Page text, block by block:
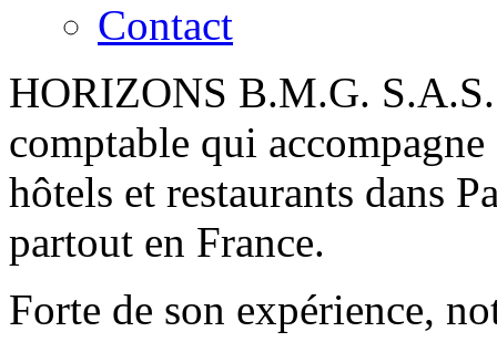
Contact
HORIZONS B.M.G. S.A.S.
comptable qui
hôtels et restaurants dans
partout en France.
Forte de son expérience,